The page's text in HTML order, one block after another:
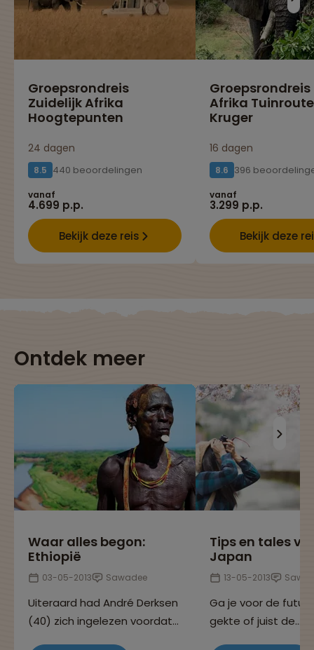
Groepsrondreis
Zuidelijk Afrika
Hoogtepunten
24 dagen
8.5 440 beoordelingen
vanaf
4.699 p.p.
Bekijk deze reis
Afrika
Kruger
16 dagen
8.6 396
vanaf
3.299 p.p.
Bekijk deze
Ontdek meer
Waar alles begon:
Ethiopië
03-05-2013 Sawadee
Uiteraard had André Derksen
(40) zich ingelezen voordat
Tips en tales
Japan
13-05-2013
Ga je voor de
gekte of juist de